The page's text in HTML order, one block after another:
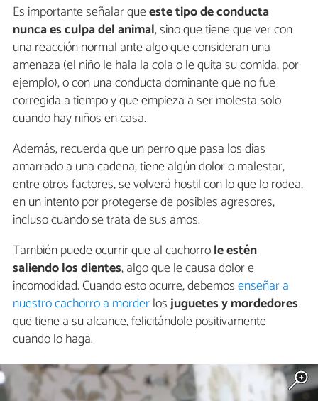
Es importante señalar queeste tipo de conducta
nunca es culpa del animal, sino que tiene que ver con
una reacción normal ante algo que consideran una
amenaza (el niño le hala la cola o le quita su comida, por
ejemplo), o con una conducta dominante que no fue
corregida a tiempo y que empieza a ser molesta solo
cuando hay niños en casa.
Además, recuerda que un perro que pasa los días
amarrado a una cadena, tiene algún dolor o malestar,
entre otros factores, se volverá hostil con lo que lo rodea,
en un intento por protegerse de posibles agresores,
incluso cuando se trata de sus amos.
También puede ocurrir que al cachorrole estén
saliendo los dientes, algo que le causa dolor e
incomodidad. Cuando esto ocurre, debemosenseñar a
nuestro cachorro a morderlosjuguetes y mordedores
que tiene a su alcance, felicitándole positivamente
cuando lo haga.